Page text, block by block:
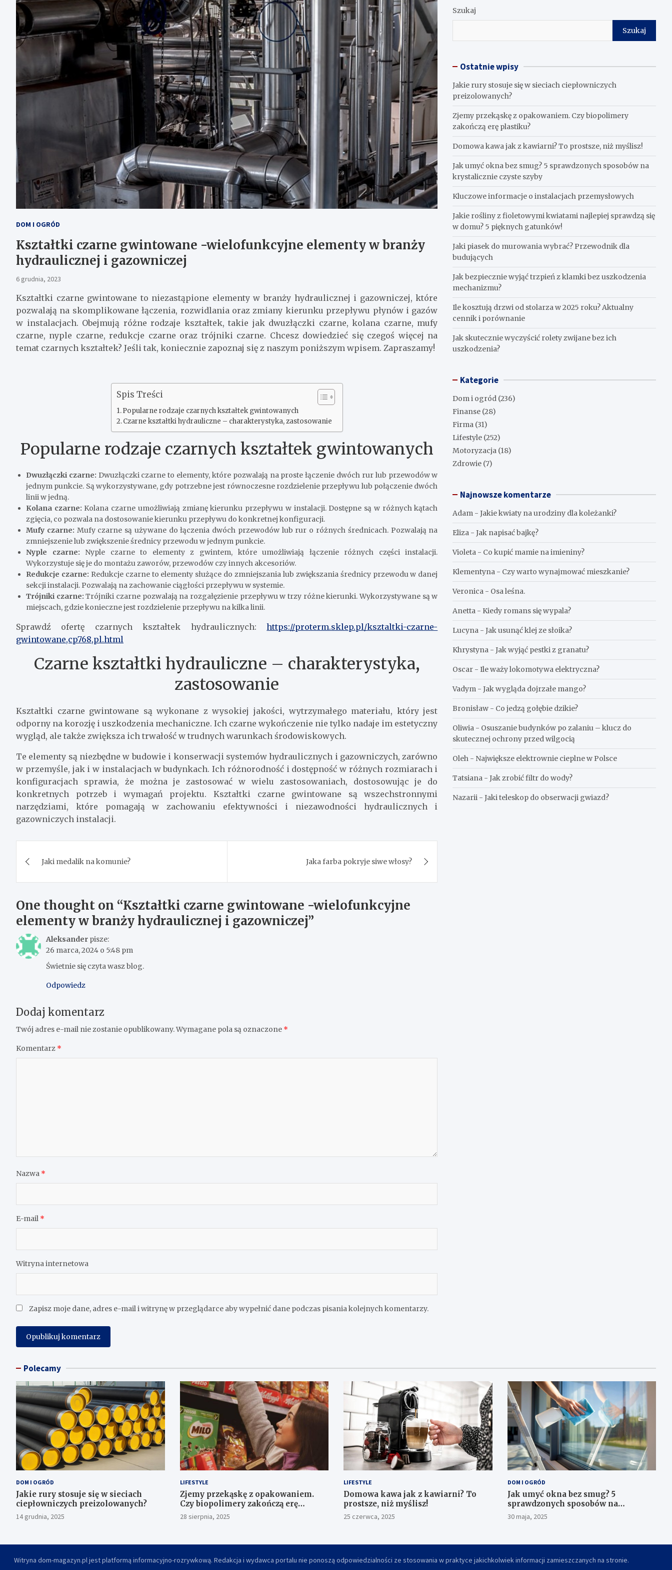
DOM I OGRÓD
Kształtki czarne gwintowane -wielofunkcyjne elementy w branży
hydraulicznej i gazowniczej
6 grudnia, 2023
Kształtki czarne gwintowane to niezastąpione elementy w branży hydraulicznej i gazowniczej, które
pozwalają na skomplikowane łączenia, rozwidlania oraz zmiany kierunku przepływu płynów i gazów
w instalacjach. Obejmują różne rodzaje kształtek, takie jak dwuzłączki czarne, kolana czarne, mufy
czarne, nyple czarne, redukcje czarne oraz trójniki czarne. Chcesz dowiedzieć się czegoś więcej na
temat czarnych kształtek? Jeśli tak, koniecznie zapoznaj się z naszym poniższym wpisem. Zapraszamy!
Spis Treści
Popularne rodzaje czarnych kształtek gwintowanych
Czarne kształtki hydrauliczne – charakterystyka, zastosowanie
Popularne rodzaje czarnych kształtek gwintowanych
Dwuzłączki czarne: Dwuzłączki czarne to elementy, które pozwalają na proste łączenie dwóch rur lub przewodów w
jednym punkcie. Są wykorzystywane, gdy potrzebne jest równoczesne rozdzielenie przepływu lub połączenie dwóch
linii w jedną.
Kolana czarne: Kolana czarne umożliwiają zmianę kierunku przepływu w instalacji. Dostępne są w różnych kątach
zgięcia, co pozwala na dostosowanie kierunku przepływu do konkretnej konfiguracji.
Mufy czarne: Mufy czarne są używane do łączenia dwóch przewodów lub rur o różnych średnicach. Pozwalają na
zmniejszenie lub zwiększenie średnicy przewodu w jednym punkcie.
Nyple czarne: Nyple czarne to elementy z gwintem, które umożliwiają łączenie różnych części instalacji.
Wykorzystuje się je do montażu zaworów, przewodów czy innych akcesoriów.
Redukcje czarne: Redukcje czarne to elementy służące do zmniejszania lub zwiększania średnicy przewodu w danej
sekcji instalacji. Pozwalają na zachowanie ciągłości przepływu w systemie.
Trójniki czarne: Trójniki czarne pozwalają na rozgałęzienie przepływu w trzy różne kierunki. Wykorzystywane są w
miejscach, gdzie konieczne jest rozdzielenie przepływu na kilka linii.
Sprawdź ofertę czarnych kształtek hydraulicznych:https://proterm.sklep.pl/ksztaltki-czarne-
gwintowane,cp768,pl.html
Czarne kształtki hydrauliczne – charakterystyka,
zastosowanie
Kształtki czarne gwintowane są wykonane z wysokiej jakości, wytrzymałego materiału, który jest
odporny na korozję i uszkodzenia mechaniczne. Ich czarne wykończenie nie tylko nadaje im estetyczny
wygląd, ale także zwiększa ich trwałość w trudnych warunkach środowiskowych.
Te elementy są niezbędne w budowie i konserwacji systemów hydraulicznych i gazowniczych, zarówno
w przemyśle, jak i w instalacjach w budynkach. Ich różnorodność i dostępność w różnych rozmiarach i
konfiguracjach sprawia, że można je zastosować w wielu zastosowaniach, dostosowując je do
konkretnych potrzeb i wymagań projektu. Kształtki czarne gwintowane są wszechstronnymi
narzędziami, które pomagają w zachowaniu efektywności i niezawodności hydraulicznych i
gazowniczych instalacji.
wpisu
Jaki medalik na komunie? Jaka farba pokryje siwe włosy?
One thought on “Kształtki czarne gwintowane -wielofunkcyjne
elementy w branży hydraulicznej i gazowniczej”
Aleksander pisze:
26 marca, 2024 o 5:48 pm
Świetnie się czyta wasz blog.
Odpowiedz
Dodaj komentarz
Twój adres e-mail nie zostanie opublikowany.Wymagane pola są oznaczone *
Komentarz *
Nazwa *
E-mail *
Witryna internetowa
Zapisz moje dane, adres e-mail i witrynę w przeglądarce aby wypełnić dane podczas pisania kolejnych komentarzy.
Szukaj
Szukaj
Ostatnie wpisy
Jakie rury stosuje się w sieciach ciepłowniczych
preizolowanych?
Zjemy przekąskę z opakowaniem. Czy biopolimery
zakończą erę plastiku?
​Domowa kawa jak z kawiarni? To prostsze, niż myślisz!
Jak umyć okna bez smug? 5 sprawdzonych sposobów na
krystalicznie czyste szyby
Kluczowe informacje o instalacjach przemysłowych
Jakie rośliny z fioletowymi kwiatami najlepiej sprawdzą się
w domu? 5 pięknych gatunków!
Jaki piasek do murowania wybrać? Przewodnik dla
budujących
Jak bezpiecznie wyjąć trzpień z klamki bez uszkodzenia
mechanizmu?
Ile kosztują drzwi od stolarza w 2025 roku? Aktualny
cennik i porównanie
Jak skutecznie wyczyścić rolety zwijane bez ich
uszkodzenia?
Kategorie
Dom i ogród (236)
Finanse (28)
Firma (31)
Lifestyle (252)
Motoryzacja (18)
Zdrowie (7)
Najnowsze komentarze
Adam -Jakie kwiaty na urodziny dla koleżanki?
Eliza -Jak napisać bajkę?
Violeta - Co kupić mamie na imieniny?
Klementyna - Czy warto wynajmować mieszkanie?
Veronica - Osa leśna.
Anetta - Kiedy romans się wypala?
Lucyna -Jak usunąć klej ze słoika?
Khrystyna -Jak wyjąć pestki z granatu?
Oscar -Ile waży lokomotywa elektryczna?
Vadym -Jak wygląda dojrzałe mango?
Bronisław - Co jedzą gołębie dzikie?
Oliwia - Osuszanie budynków po zalaniu – klucz do
skutecznej ochrony przed wilgocią
Oleh - Największe elektrownie cieplne w Polsce
Tatsiana -Jak zrobić filtr do wody?
Nazarii -Jaki teleskop do obserwacji gwiazd?
Polecamy
DOM I OGRÓD
Jakie rury stosuje się w sieciach
ciepłowniczych preizolowanych?
14 grudnia, 2025
LIFESTYLE
Zjemy przekąskę z opakowaniem.
Czy biopolimery zakończą erę
plastiku?
28 sierpnia, 2025
LIFESTYLE
​Domowa kawa jak z kawiarni? To
prostsze, niż myślisz!
25 czerwca, 2025
DOM I OGRÓD
Jak umyć okna bez smug? 5
sprawdzonych sposobów na
krystalicznie czyste szyby
30 maja, 2025
Witryna dom-magazyn.pl jest platformą informacyjno-rozrywkową. Redakcja i wydawca portalu nie ponoszą odpowiedzialności ze stosowania w praktyce jakichkolwiek informacji zamieszczanych na stronie.